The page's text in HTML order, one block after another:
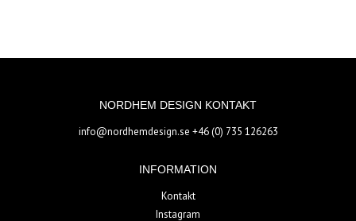
NORDHEM DESIGN KONTAKT
info@nordhemdesign.se +46 (0) 735 126263
INFORMATION
Kontakt
Instagram